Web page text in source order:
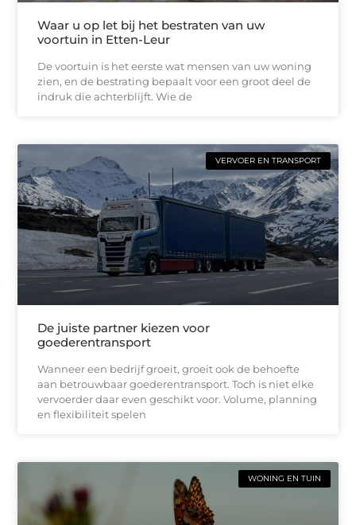
Waar u op let bij het bestraten van uw
voortuin in Etten-Leur
De voortuin is het eerste wat mensen van uw woning
zien, en de bestrating bepaalt voor een groot deel de
indruk die achterblijft. Wie de
VERVOER EN TRANSPORT
De juiste partner kiezen voor
goederentransport
Wanneer een bedrijf groeit, groeit ook de behoefte
aan betrouwbaar goederentransport. Toch is niet elke
vervoerder daar even geschikt voor. Volume, planning
en flexibiliteit spelen
WONING EN TUIN